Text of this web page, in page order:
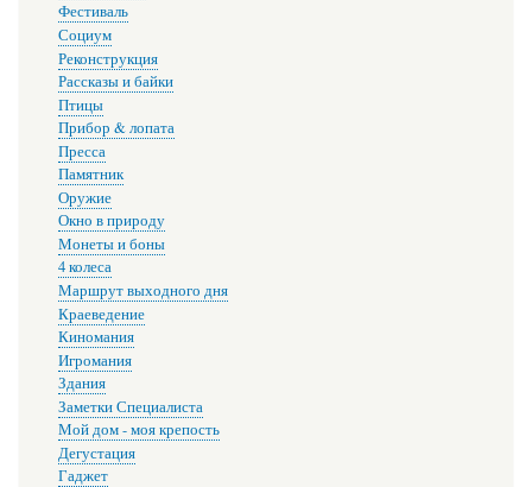
Фестиваль
Социум
Реконструкция
Рассказы и байки
Птицы
Прибор & лопата
Пресса
Памятник
Оружие
Окно в природу
Монеты и боны
4 колеса
Маршрут выходного дня
Краеведение
Киномания
Игромания
Здания
Заметки Специалиста
Мой дом - моя крепость
Дегустация
Гаджет